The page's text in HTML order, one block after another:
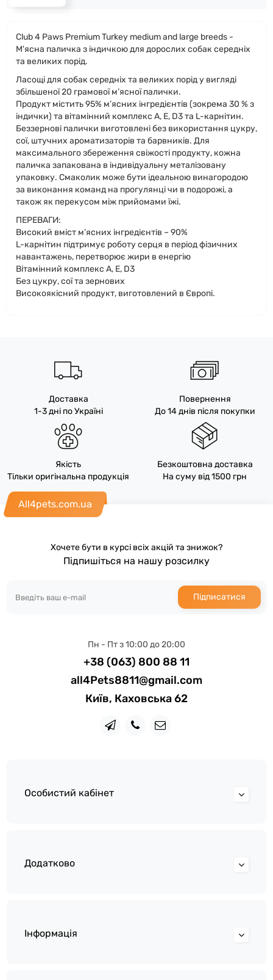
Club 4 Paws Premium Turkey medium and large breeds -
М'ясна паличка з індичкою для дорослих собак середніх
та великих порід.
Ласощі для собак середніх та великих порід у вигляді
збільшеної 20 грамової м’ясної палички.
Продукт містить 95% м’ясних інгредієнтів (зокрема 30 % з
індички) та вітамінний комплекс A, E, D3 та L-карнітин.
Беззернові палички виготовлені без використання цукру,
сої, штучних ароматизаторів та барвників. Для
максимального збереження свіжості продукту, кожна
паличка запакована в індивідуальну металізовану
упаковку. Смаколик може бути ідеальною винагородою
за виконання команд на прогулянці чи в подорожі, а
також як перекусом між прийомами їжі.
ПЕРЕВАГИ:
Високий вміст м’ясних інгредієнтів – 90%
L-карнітин підтримує роботу серця в період фізичних
навантажень, перетворює жири в енергію
Вітамінний комплекс A, E, D3
Без цукру, сої та зернових
Високоякісний продукт, виготовлений в Європі.
Доставка
1-3 дні по Україні
Повернення
До 14 днів після покупки
Якість
Тільки оригінальна продукція
Безкоштовна доставка
На суму від 1500 грн
All4pets.com.ua
Хочете бути в курсі всіх акцій та знижок?
Підпишіться на нашу розсилку
Підписатися
Пн - Пт з 10:00 до 20:00
+38 (063) 800 88 11
all4Pets8811@gmail.com
Київ, Каховська 62
Особистий кабінет
Додатково
Інформація